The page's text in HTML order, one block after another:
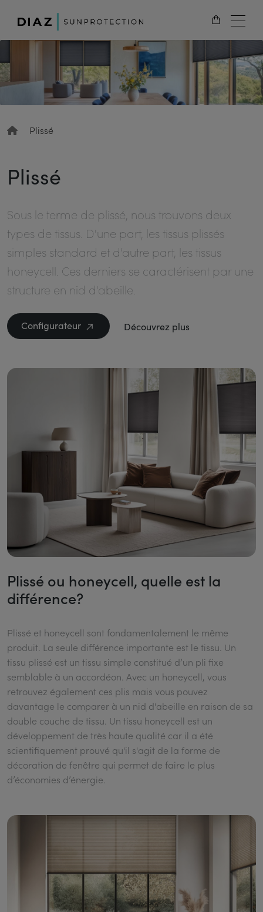
FR
Plissé
Plissé
Sous le terme de plissé, nous trouvons deux
types de tissus. D'une part, les tissus plissés
simples standard et d’autre part, les tissus
honeycell. Ces derniers se caractérisent par une
structure en nid d'abeille.
Configurateur Découvrez plus
Plissé ou honeycell, quelle est la
différence?
Plissé et honeycell sont fondamentalement le même
produit. La seule différence importante est le tissu. Un
tissu plissé est un tissu simple constitué d’un pli fixe
semblable à un accordéon. Avec un honeycell, vous
retrouvez également ces plis mais vous pouvez
davantage le comparer à un nid d'abeille en raison de sa
double couche de tissu. Un tissu honeycell est un
développement de très haute qualité car il a été
scientifiquement prouvé qu'il s'agit de la forme de
décoration de fenêtre qui permet de faire le plus
d’économies d’énergie.